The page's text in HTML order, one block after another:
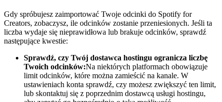
Gdy spróbujesz zaimportować Twoje odcinki do Spotify for
Creators, zobaczysz, ile odcinków zostanie przeniesionych. Jeśli ta
liczba wydaje się nieprawidłowa lub brakuje odcinków, sprawdź
następujące kwestie:
Sprawdź, czy Twój dostawca hostingu ogranicza liczbę
Twoich odcinków:Na niektórych platformach obowiązuje
limit odcinków, które można zamieścić na kanale. W
ustawieniach konta sprawdź, czy możesz zwiększyć ten limit,
lub skontaktuj się z poprzednim dostawcą usługi hostingu,